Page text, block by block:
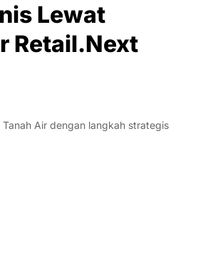
Lewat
Retail.Next
Air dengan langkah strategis